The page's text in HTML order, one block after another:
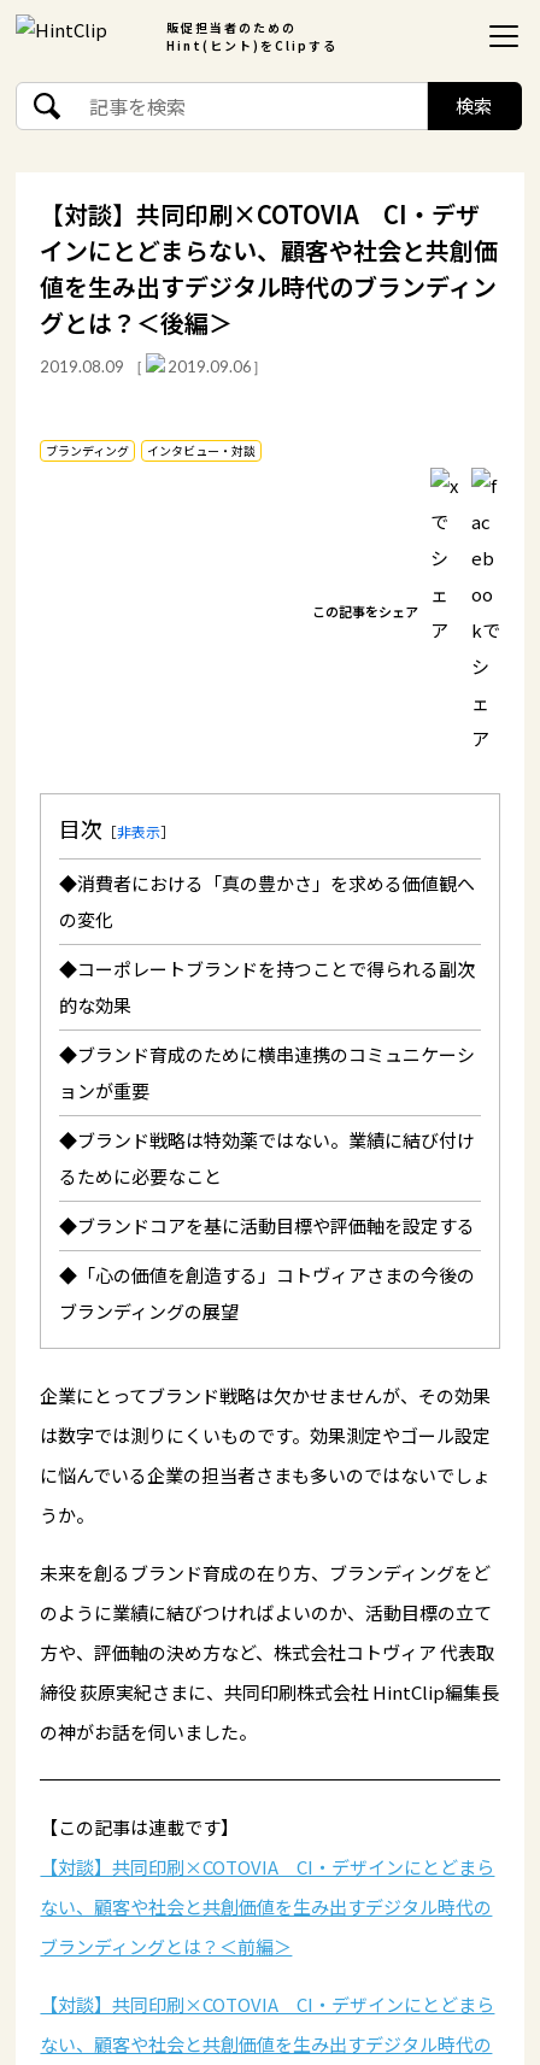
販促担当者のための
Hint(ヒント)をClipする
【対談】共同印刷×COTOVIA CI・デザ
インにとどまらない、顧客や社会と共創価
値を生み出すデジタル時代のブランディン
グとは？＜後編＞
2019.08.09 ［ 2019.09.06］
ブランディング インタビュー・対談
この記事をシェア
目次 ［非表示］
◆消費者における「真の豊かさ」を求める価値観へ
の変化
◆コーポレートブランドを持つことで得られる副次
的な効果
◆ブランド育成のために横串連携のコミュニケーシ
ョンが重要
◆ブランド戦略は特効薬ではない。業績に結び付け
るために必要なこと
◆ブランドコアを基に活動目標や評価軸を設定する
◆「心の価値を創造する」コトヴィアさまの今後の
ブランディングの展望
企業にとってブランド戦略は欠かせませんが、その効果
は数字では測りにくいものです。効果測定やゴール設定
に悩んでいる企業の担当者さまも多いのではないでしょ
うか。
未来を創るブランド育成の在り方、ブランディングをど
のように業績に結びつければよいのか、活動目標の立て
方や、評価軸の決め方など、株式会社コトヴィア 代表取
締役 荻原実紀さまに、共同印刷株式会社 HintClip編集長
の神がお話を伺いました。
【この記事は連載です】
【対談】共同印刷×COTOVIA CI・デザインにとどまら
ない、顧客や社会と共創価値を生み出すデジタル時代の
ブランディングとは？＜前編＞
【対談】共同印刷×COTOVIA CI・デザインにとどまら
ない、顧客や社会と共創価値を生み出すデジタル時代の